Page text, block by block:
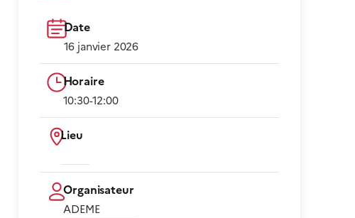
Date
16 janvier 2026
Horaire
10:30-12:00​
Lieu
Organisateur
ADEME